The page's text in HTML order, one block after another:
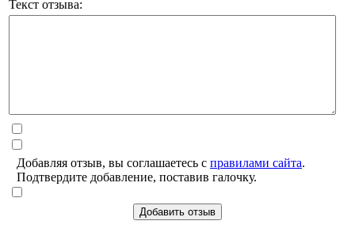
Текст отзыва:
Добавляя отзыв, вы соглашаетесь с правилами сайта.
Подтвердите добавление, поставив галочку.
Добавить отзыв